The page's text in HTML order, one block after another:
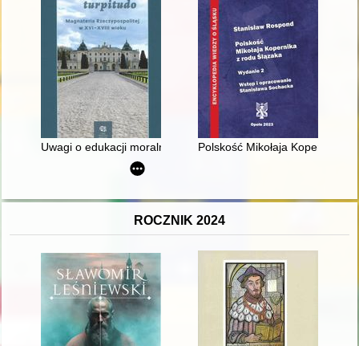
Uwagi o edukacji moralnej synów szlacheckich w XVI-
Polskość Mikołaja Kopernika z
ROCZNIK 2024